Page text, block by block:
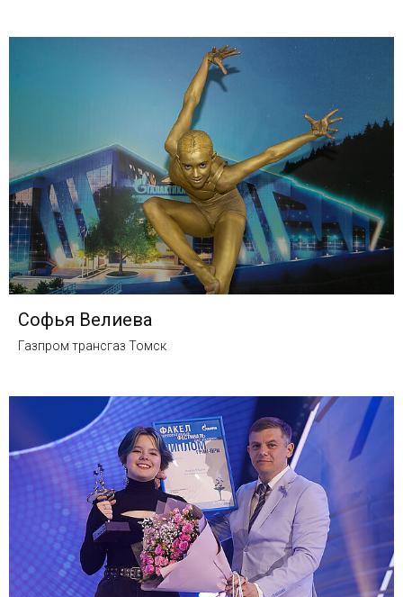
Софья Велиева
Газпром трансгаз Томск